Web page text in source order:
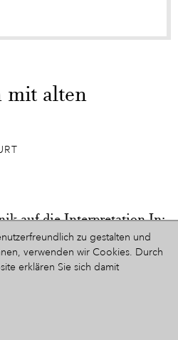
mit alten
auf die Interpretation In:
S. 34
interpretation of old music. Zur
zu gestalten und
verwenden wir Cookies. Durch
erklären Sie sich damit